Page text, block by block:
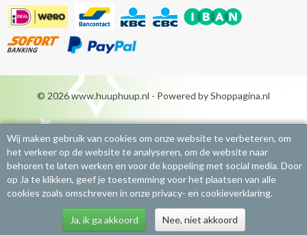
© 2026 www.huuphuup.nl - Powered by Shoppagina.nl
Wij maken gebruik van cookies om onze website te verbeteren, om
het verkeer op de website te analyseren, om de website naar
behoren te laten werken en voor de koppeling met social media. Door
op Ja te klikken, geef je toestemming voor het plaatsen van alle
cookies zoals omschreven in onze privacy- en cookieverklaring.
Ja, ik ga akkoord Nee, niet akkoord